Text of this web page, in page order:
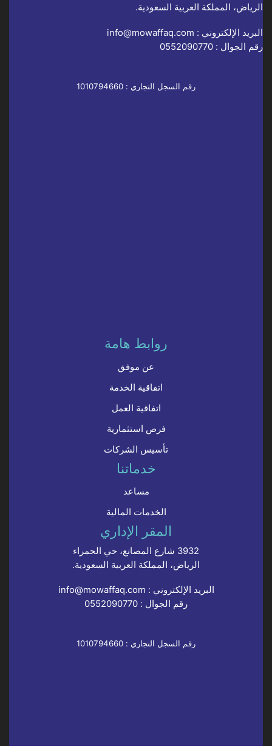
الرياض، المملكة العربية السعودية.
البريد الإلكتروني : info@mowaffaq.com
رقم الجوال : 0552090770
رقم السجل التجاري : 1010794660
روابط هامة
عن موفق
اتفاقية الخدمة
اتفاقية العمل
فرص استثمارية
تأسيس الشركات
خدماتنا
مساعد
الخدمات المالية
المقر الإداري
3932 شارع المصانع، حي الحمراء
الرياض، المملكة العربية السعودية.
البريد الإلكتروني : info@mowaffaq.com
رقم الجوال : 0552090770
رقم السجل التجاري : 1010794660